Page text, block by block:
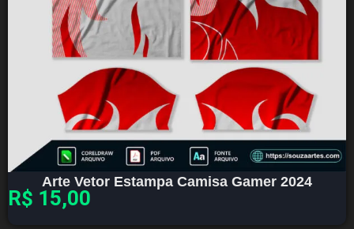
Arte Vetor Estampa Camisa Gamer 2024
R$ 15,00